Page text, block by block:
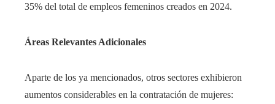
35% del total de empleos femeninos creados en 2024.
Áreas Relevantes Adicionales
Aparte de los ya mencionados, otros sectores exhibieron
aumentos considerables en la contratación de mujeres:​